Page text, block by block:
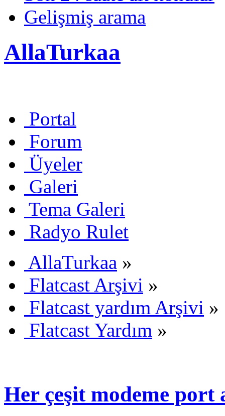
Gelişmiş arama
AllaTurkaa
Portal
Forum
Üyeler
Galeri
Tema Galeri
Radyo Rulet
AllaTurkaa »
Flatcast Arşivi »
Flatcast yardım Arşivi »
Flatcast Yardım »
Her çeşit modeme port